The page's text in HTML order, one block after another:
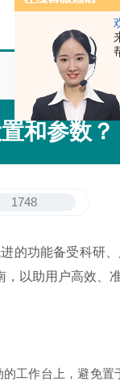
和参数？
1748
功能备受科研、
以助用户高效、
作台上，避免置